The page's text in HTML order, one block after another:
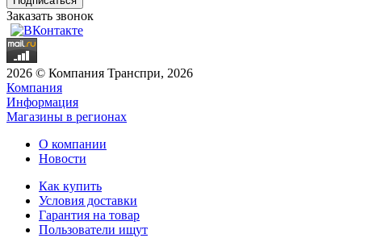
Заказать звонок
2026 © Компания Транспри, 2026
Компания
Информация
Магазины в регионах
О компании
Новости
Как купить
Условия доставки
Гарантия на товар
Пользователи ищут